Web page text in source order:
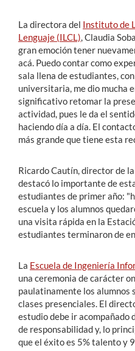
La directora del Instituto de
Lenguaje (ILCL), Claudia
gran emoción tener
acá. Puedo contar como
sala llena de estudiantes,
universitaria, me dio mucha
significativo retomar la
actividad, pues le da el
haciendo día a día. El
más grande que tiene esta
Ricardo Cautín, director de la
destacó lo importante de
estudiantes de primer año:
escuela y los alumnos
una visita rápida en la
estudiantes terminaron de
La Escuela de Ingeniería
una ceremonia de carácter
paulatinamente los alumnos
clases presenciales. El
estudio debe ir acompañado
de responsabilidad y, lo
que el éxito es 5% talento y